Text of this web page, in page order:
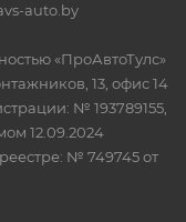
auto.by
«ПроАвтоТулс»
13, офис 14
№ 193789155,
12.09.2024
№ 749745 от